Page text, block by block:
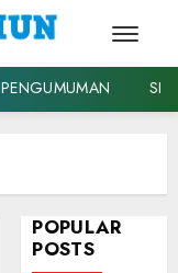
PENGUMUMAN
POPULAR
POSTS